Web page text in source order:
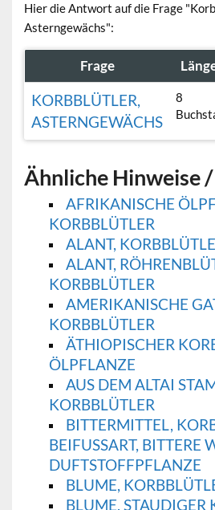
Hier die Antwort auf die Frage
Asterngewächs":
Frage
KORBBLÜTLER,
ASTERNGEWÄCHS
8
Ähnliche Hinweise
AFRIKANISCHE
KORBBLÜTLER
ALANT,
ALANT,
KORBBLÜTLER
AMERIKANISCHE
KORBBLÜTLER
ÄTHIOPISCHER
ÖLPFLANZE
AUS DEM ALTAI
KORBBLÜTLER
BITTERMITTEL,
BEIFUSSART, BITTERE
UFTSTOFFPFLANZE
BLUME,
BLUME, STAUDIGER